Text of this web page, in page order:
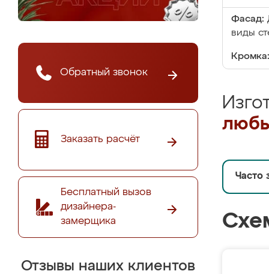
Обратный звонок
Заказать расчёт
Бесплатный вызов
дизайнера-
замерщика
Отзывы наших клиентов
Фасад:
виды
Кромка:
Часто